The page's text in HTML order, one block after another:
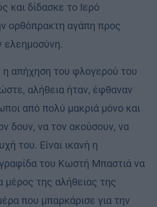
και δίδασκε το Ιερό
ορθόπρακτη αγάπη προς
ελεημοσύνη.
απήχηση του φλογερού του
αλήθεια ήταν, έφθαναν
από πολύ μακριά μόνο και
δουν, να τον ακούσουν, να
του. Είναι ικανή η
του Κωστή Μπαστιά να
μέρος της αλήθειας της
που μπαρκάρισε για την